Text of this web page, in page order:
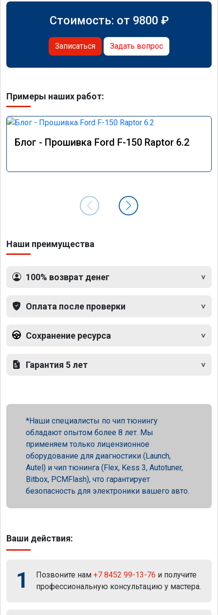
Стоимость: от 9800 ₽
Записаться Задать вопрос
Примеры наших работ:
Блог - Прошивка Ford F-150 Raptor 6.2
Наши преимущества
100% возврат денег
Оплата после проверки
Сохранение ресурса
Гарантия 5 лет
Наши специалисты по чип тюнингу
обладают опытом более 8 лет. Мы
применяем только лицензионное
оборудование для диагностики (Launch,
Autel) и чип тюнинга (Flex, Kess 3, Autotuner,
Bitbox, PCMFlash), что гарантирует
безопасность для электроники вашего авто.
Ваши действия:
1 Позвоните нам +7 8452 99-13-76 и получите
профессиональную консультацию у мастера.